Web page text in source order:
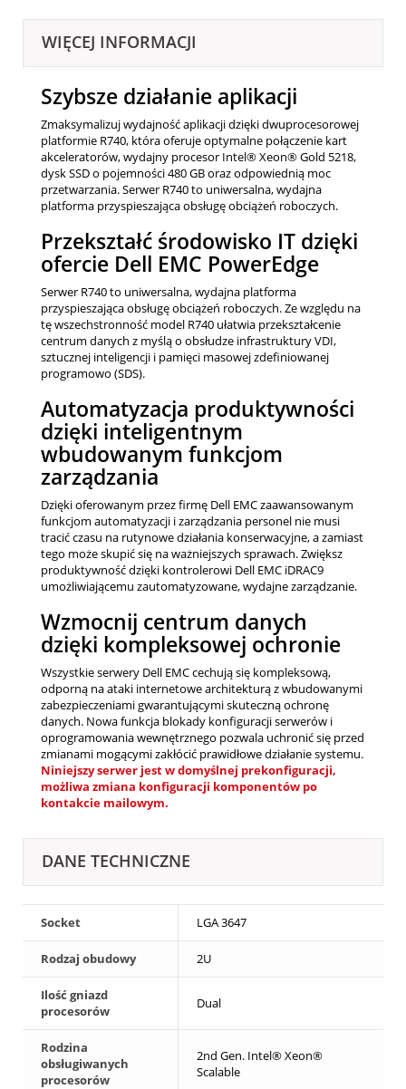
WIĘCEJ INFORMACJI
Szybsze działanie aplikacji
Zmaksymalizuj wydajność aplikacji dzięki dwuprocesorowej
platformie R740, która oferuje optymalne połączenie kart
akceleratorów, wydajny procesor Intel® Xeon® Gold 5218,
dysk SSD o pojemności 480 GB oraz odpowiednią moc
przetwarzania. Serwer R740 to uniwersalna, wydajna
platforma przyspieszająca obsługę obciążeń roboczych.
Przekształć środowisko IT dzięki
ofercie Dell EMC PowerEdge
Serwer R740 to uniwersalna, wydajna platforma
przyspieszająca obsługę obciążeń roboczych. Ze względu na
tę wszechstronność model R740 ułatwia przekształcenie
centrum danych z myślą o obsłudze infrastruktury VDI,
sztucznej inteligencji i pamięci masowej zdefiniowanej
programowo (SDS).
Automatyzacja produktywności
dzięki inteligentnym
wbudowanym funkcjom
zarządzania
Dzięki oferowanym przez firmę Dell EMC zaawansowanym
funkcjom automatyzacji i zarządzania personel nie musi
tracić czasu na rutynowe działania konserwacyjne, a zamiast
tego może skupić się na ważniejszych sprawach. Zwiększ
produktywność dzięki kontrolerowi Dell EMC iDRAC9
umożliwiającemu zautomatyzowane, wydajne zarządzanie.
Wzmocnij centrum danych
dzięki kompleksowej ochronie
Wszystkie serwery Dell EMC cechują się kompleksową,
odporną na ataki internetowe architekturą z wbudowanymi
zabezpieczeniami gwarantującymi skuteczną ochronę
danych. Nowa funkcja blokady konfiguracji serwerów i
oprogramowania wewnętrznego pozwala uchronić się przed
zmianami mogącymi zakłócić prawidłowe działanie systemu.
Niniejszy serwer jest w domyślnej prekonfiguracji,
możliwa zmiana konfiguracji komponentów po
kontakcie mailowym.
DANE TECHNICZNE
Socket LGA 3647
Rodzaj obudowy 2U
Ilość gniazd
procesorów
Dual
Rodzina
obsługiwanych
procesorów
2nd Gen. Intel® Xeon®
Scalable